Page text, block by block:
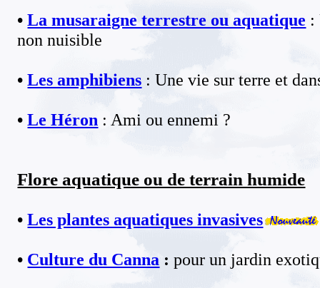
•La musaraigne terrestre ou aquatique :
non nuisible
•Les amphibiens : Une vie sur terre et
•Le Héron : Ami ou ennemi ?
Flore aquatique ou de terrain humide
•Les plantes aquatiques invasives
• Culture du Canna :pour un jardin